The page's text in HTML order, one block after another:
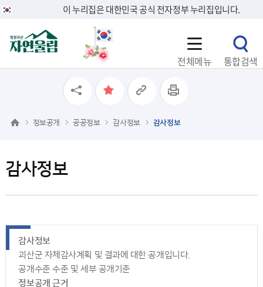
이 누리집은 대한민국 공식 전자정부 누리집입니다.
전체메뉴 통합검색
감사정보
정보공개 공공정보 감사정보 감사정보
감사정보
괴산군 자체감사계획 및 결과에 대한 공개입니다.
공개수준 수준 및 세부 공개기준
정보공개 근거